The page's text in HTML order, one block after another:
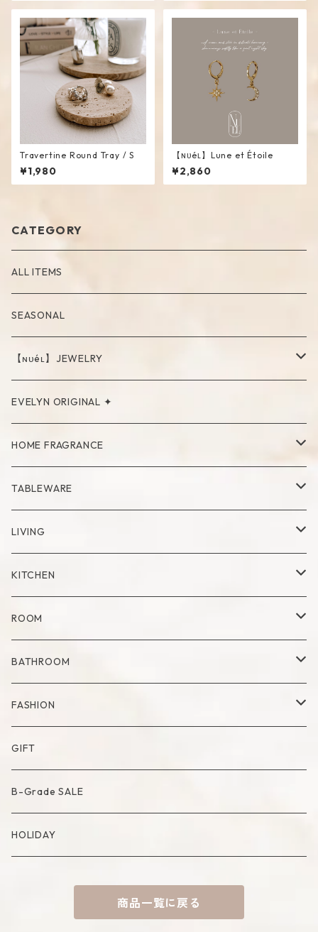
Travertine Round Tray / S
¥1,980
【ɴᴜéʟ】Lune et Étoile
¥2,860
CATEGORY
ALL ITEMS
SEASONAL
【ɴᴜéʟ】JEWELRY
PIERCE
NECKLACE
RING
EVELYN ORIGINAL ✦
HOME FRAGRANCE
Palo Santo
TABLEWARE
Cup
Mug
Glass
Plate
Set
Milk Pitcher
Bowl
Cutlery
Compote・Cake Stand
Placemat
LIVING
Vase
Dry Flower Vase
Tray
Fabric Poster
Artificial Flower
Artificial Bouquet
Candle
Candle Accessory
Basket
KITCHEN
Kitchen Tool
Tea Pot
ROOM
Blanket
Accessory Case
Lamp
Object
Mirror
BATHROOM
Towel
Mat
FASHION
Bag
Socks
GIFT
B-Grade SALE
HOLIDAY
商品一覧に戻る